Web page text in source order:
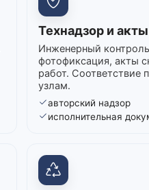
Технадзор и акты
Инженерный
фотофиксация, акты
работ. Соответствие
узлам.
авторский надзор
исполнительная